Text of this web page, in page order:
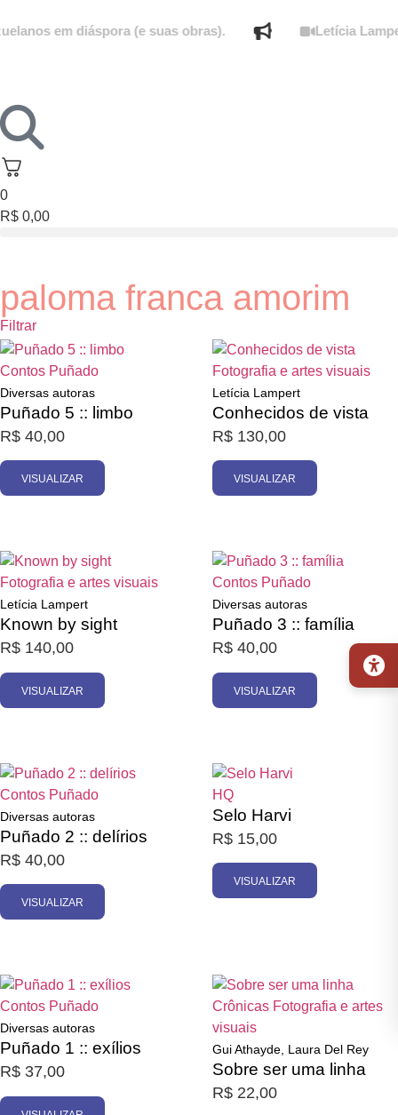
em diáspora (e suas obras). Letícia
0
R$ 0,00
paloma franca amorim
Filtrar
Promoção
Contos Puñado
Diversas autoras
Puñado 5 :: limbo
R$ 40,00
VISUALIZAR
Fotografia e artes visuais
Letícia Lampert
Conhecidos de vista
R$ 130,00
VISUALIZAR
Fotografia e artes visuais
Letícia Lampert
Known by sight
R$ 140,00
VISUALIZAR
Contos Puñado
Diversas autoras
Puñado 3 :: família
R$ 40,00
VISUALIZAR
Contos Puñado
Diversas autoras
Puñado 2 :: delírios
R$ 40,00
VISUALIZAR
HQ
Selo Harvi
R$ 15,00
VISUALIZAR
Contos Puñado
Diversas autoras
Puñado 1 :: exílios
R$ 37,00
Crônicas Fotografia e artes
visuais
Gui Athayde, Laura Del Rey
Sobre ser uma linha
R$ 22,00